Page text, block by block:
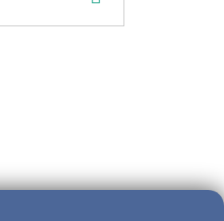
KOŠÍKA